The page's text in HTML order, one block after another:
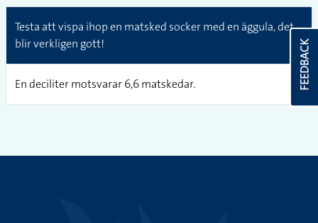
Testa att vispa ihop en matsked socker med en äggula, det
blir verkligen gott!
En deciliter motsvarar 6,6 matskedar. FEEDBACK